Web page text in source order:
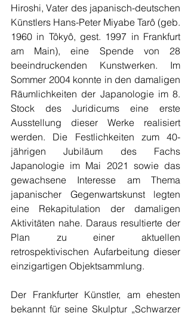
Hiroshi, Vater des japanisch-deutschen
Künstlers Hans-Peter Miyabe Tarô (geb.
1960 in Tôkyô, gest. 1997 in Frankfurt
am Main), eine Spende von 28
beeindruckenden Kunstwerken. Im
Sommer 2004 konnte in den damaligen
Räumlichkeiten der Japanologie im 8.
Stock des Juridicums eine erste
Ausstellung dieser Werke realisiert
werden. Die Festlichkeiten zum 40-
jährigen Jubiläum des Fachs
Japanologie im Mai 2021 sowie das
gewachsene Interesse am Thema
japanischer Gegenwartskunst legten
eine Rekapitulation der damaligen
Aktivitäten nahe. Daraus resultierte der
Plan zu einer aktuellen
retrospektivischen Aufarbeitung dieser
einzigartigen Objektsammlung.
Der Frankfurter Künstler, am ehesten
bekannt für seine Skulptur „Schwarzer